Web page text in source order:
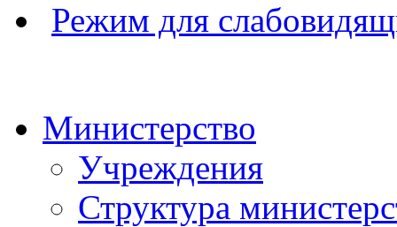
Режим для
Министерство
Учреждения
Структура